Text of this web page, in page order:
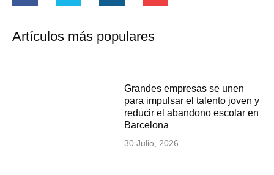
Artículos más populares
Grandes empresas se unen
para impulsar el talento joven y
reducir el abandono escolar en
Barcelona
30 Julio, 2026